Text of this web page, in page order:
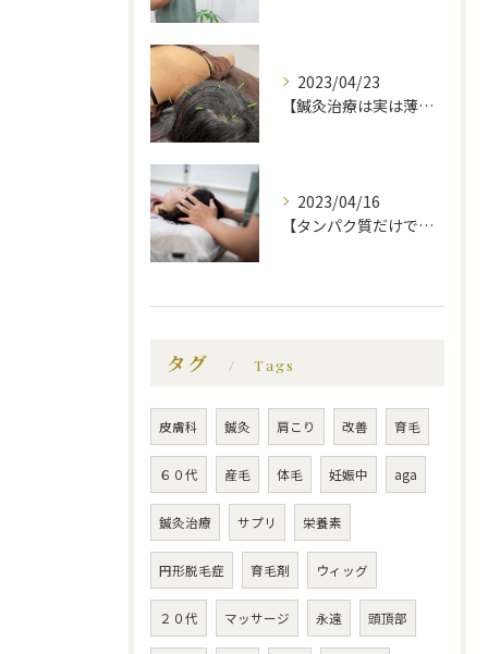
2023/04/23
【鍼灸治療は実は薄毛に効果的】福岡市で薄毛治療｜福岡薄毛専門鍼灸センター
2023/04/16
【タンパク質だけでは不十分！？薄毛にいい食べ物】福岡市で薄毛治療｜福岡薄毛専門鍼灸センター
タグ Tags
皮膚科 鍼灸 肩こり 改善 育毛
６０代 産毛 体毛 妊娠中 aga
鍼灸治療 サプリ 栄養素
円形脱毛症 育毛剤 ウィッグ
２０代 マッサージ 永遠 頭頂部